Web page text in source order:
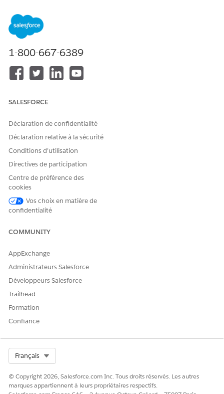
Disponible avec : Lightning Experience
Disponible avec : éditions
Health Cloud
Une classe Apex personnalisée est requise si:
paramètres dans les requêtes que la classe Apex par
Vous vous connectez à un système source unique et
souhaitez utiliser une classe Apex personnalisée pour
effectuer des transformations de données qui sont
Vous souhaitez exécuter des opérations sur les réponses
de votre système de planification externe.
Cloud et votre système de planification externe. Pour plus
d'informations, contactez votre chargé de compte.
VOIR ÉGALEMENT :
Définition de classes Apex
Health Cloud Developer Guide : Interface
1-800-667-6389
SALESFORCE
Déclaration de confidentialité
Déclaration relative à la sécurité
Conditions d’utilisation
Directives de participation
Centre de préférence des
cookies
Vos choix en matière de
confidentialité
COMMUNITY
AppExchange
Administrateurs Salesforce
Développeurs Salesforce
Trailhead
Formation
Confiance
Français
© Copyright 2026, Salesforce.com Inc. Tous droits réservés. Les autres
marques appartiennent à leurs propriétaires respectifs.